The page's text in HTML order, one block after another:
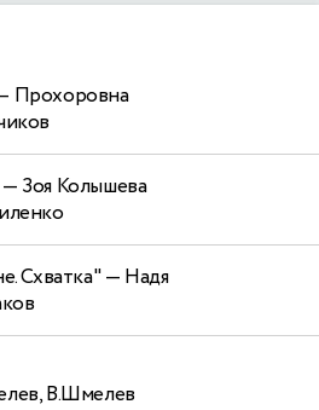
Прохоровна
Зоя Колышева
Схватка"— Надя
В.Шмелев